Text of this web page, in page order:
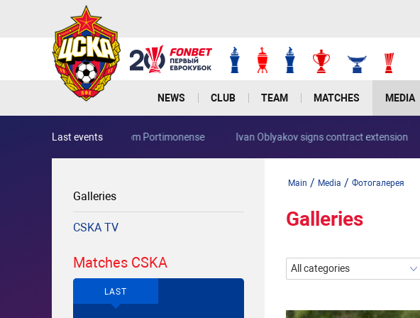
NEWS CLUB TEAM MATCHES MEDIA
Last events Rocha joins PFC CSKA from Portimonense Ivan Oblyakov
Galleries
CSKA TV
Matches CSKA
LAST
Main / Media / Фотогалерея
Galleries
All categories